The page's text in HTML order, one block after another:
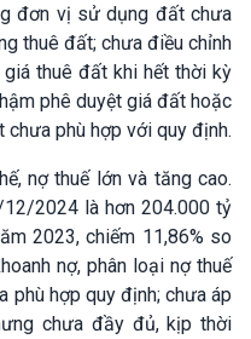
đơn vị sử dụng đất chưa
thuê đất; chưa điều chỉnh
thuê đất khi hết thời kỳ
phê duyệt giá đất hoặc
phù hợp với quy định.
nợ thuế lớn và tăng cao.
2024 là hơn 204.000 tỷ
2023, chiếm 11,86% so
nợ, phân loại nợ thuế
phù hợp quy định; chưa áp
chưa đầy đủ, kịp thời